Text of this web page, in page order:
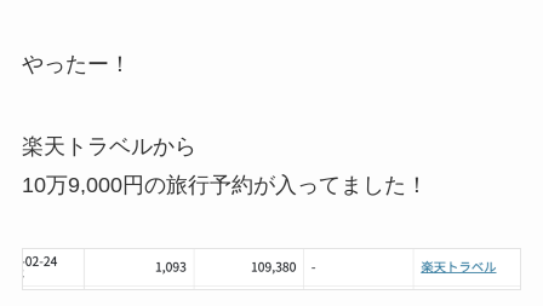
やったー！
楽天トラベルから
10万9,000円の旅行予約が入ってました！